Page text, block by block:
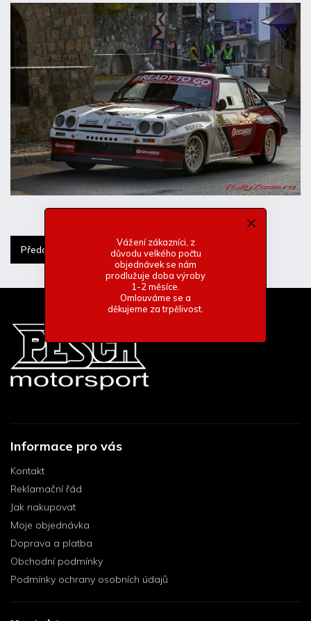
Vážení zákazníci, z
důvodu velkého počtu
objednávek se nám
prodlužuje doba výroby
1-2 měsíce.
Omlouváme se a
děkujeme za trpělivost.
Předchozí článek Další článek
Informace pro vás
Kontakt
Reklamační řád
Jak nakupovat
Moje objednávka
Doprava a platba
Obchodní podmínky
Podmínky ochrany osobních údajů